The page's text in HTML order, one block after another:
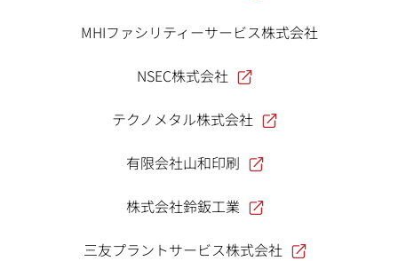
MHIファシリティーサービス株式会社
NSEC株式会社
テクノメタル株式会社
有限会社山和印刷
株式会社鈴鈑工業
三友プラントサービス株式会社